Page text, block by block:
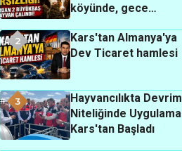
köyünde, gece
meydana geldi.
2
Kars'tan Almanya'ya
Dev Ticaret hamlesi
3
Hayvancılıkta Devrim
Niteliğinde Uygulama
Kars'tan Başladı